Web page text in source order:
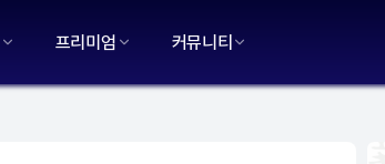
프리미엄 커뮤니티